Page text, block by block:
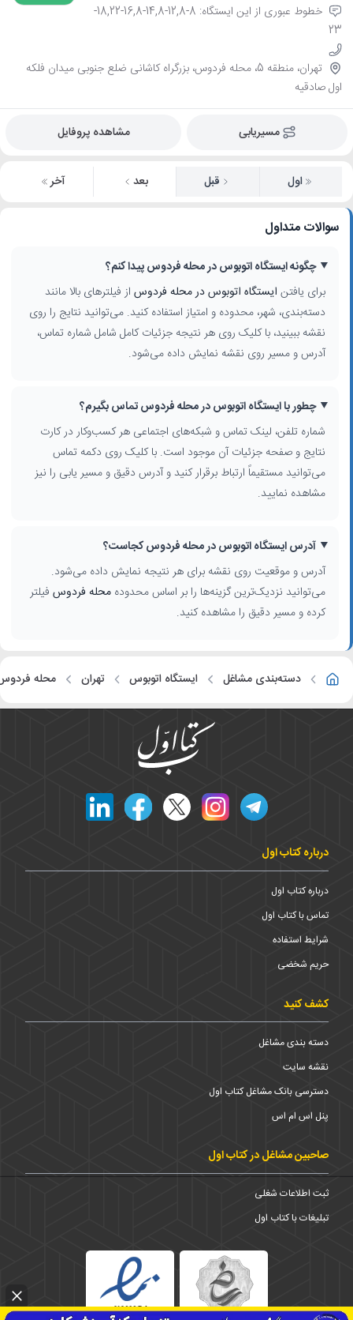
خطوط عبوری از این ایستگاه: 8-12,8-14,8-16,8-18,22-
23
تهران، منطقه 5، محله فردوس، بزرگراه کاشانی ضلع جنوبی میدان فلکه
اول صادقیه
مسیریابی مشاهده پروفایل
اول قبل بعد آخر
سوالات متداول
چگونه ایستگاه اتوبوس در محله فردوس پیدا کنم؟
برای یافتن ایستگاه اتوبوس در محله فردوس از فیلترهای بالا مانند
دسته‌بندی، شهر، محدوده و امتیاز استفاده کنید. می‌توانید نتایج را روی
نقشه ببینید، با کلیک روی هر نتیجه جزئیات کامل شامل شماره تماس،
آدرس و مسیر روی نقشه نمایش داده می‌شود.
چطور با ایستگاه اتوبوس در محله فردوس تماس بگیرم؟
شماره تلفن، لینک تماس و شبکه‌های اجتماعی هر کسب‌وکار در کارت
نتایج و صفحه جزئیات آن موجود است. با کلیک روی دکمه تماس
می‌توانید مستقیماً ارتباط برقرار کنید و آدرس دقیق و مسیر یابی را نیز
مشاهده نمایید.
آدرس ایستگاه اتوبوس در محله فردوس کجاست؟
آدرس و موقعیت روی نقشه برای هر نتیجه نمایش داده می‌شود.
می‌توانید نزدیک‌ترین گزینه‌ها را بر اساس محدودهمحله فردوس فیلتر
کرده و مسیر دقیق را مشاهده کنید.
دسته‌بندی مشاغل ایستگاه اتوبوس تهران محله
درباره کتاب اول
درباره کتاب اول
تماس با کتاب اول
شرایط استفاده
حریم شخضی
کشف کنید
دسته بندی مشاغل
نقشه سایت
دسترسی بانک مشاغل کتاب اول
پنل اس ام اس
صاحبین مشاغل در کتاب اول
ثبت اطلاعات شغلی
تبلیغات با کتاب اول